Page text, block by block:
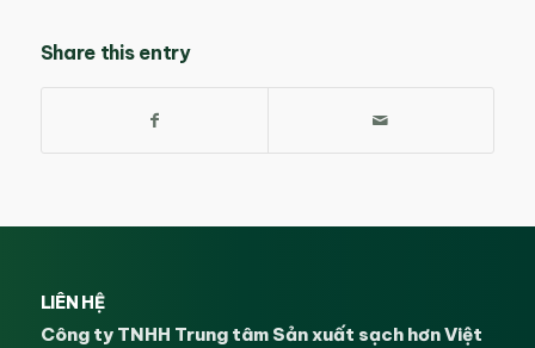
Share this entry
LIÊN HỆ
Công ty TNHH Trung tâm Sản xuất sạch hơn Việt